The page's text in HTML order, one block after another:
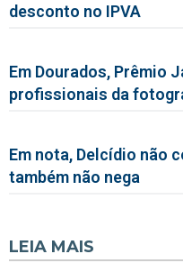
desconto no IPVA
Em Dourados, Prêmio
profissionais da
Em nota, Delcídio não
também não nega
LEIA MAIS